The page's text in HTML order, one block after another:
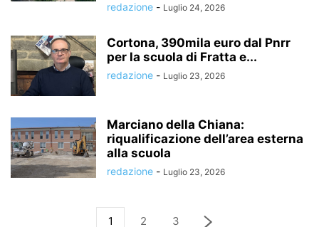
redazione - Luglio 24, 2026
Cortona, 390mila euro dal Pnrr
per la scuola di Fratta e...
redazione - Luglio 23, 2026
Marciano della Chiana:
riqualificazione dell’area esterna
alla scuola
redazione - Luglio 23, 2026
1 2 3